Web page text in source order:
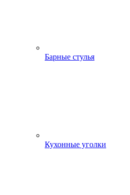
Барные стулья
Кухонные уголки